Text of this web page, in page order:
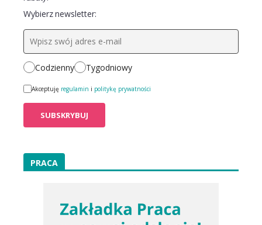
Wybierz newsletter:
Codzienny Tygodniowy
Akceptuję regulamin i politykę prywatności
PRACA